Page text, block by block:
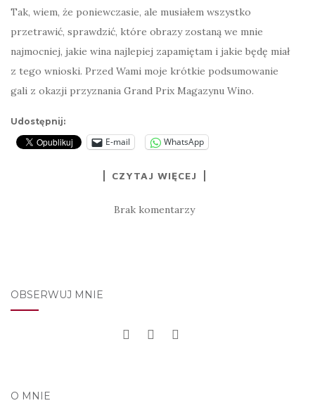
Tak, wiem, że poniewczasie, ale musiałem wszystko
przetrawić, sprawdzić, które obrazy zostaną we mnie
najmocniej, jakie wina najlepiej zapamiętam i jakie będę miał
z tego wnioski. Przed Wami moje krótkie podsumowanie
gali z okazji przyznania Grand Prix Magazynu Wino.
Udostępnij:
E-mail WhatsApp
CZYTAJ WIĘCEJ
Brak komentarzy
OBSERWUJ MNIE
O MNIE